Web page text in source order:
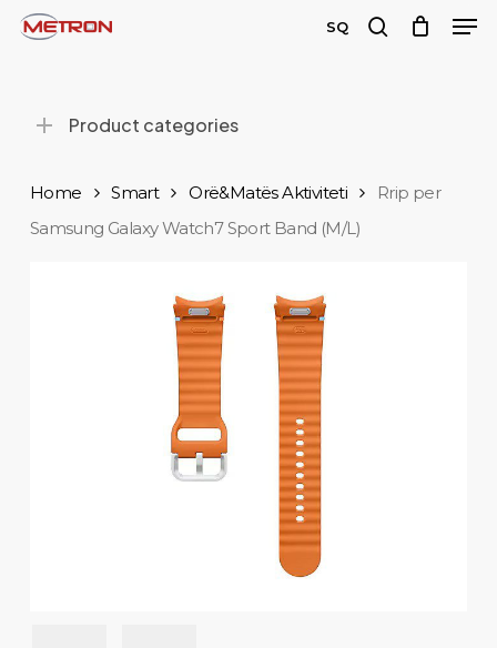
Skip
content
SQ
Product categories
Home Smart Orë&Matës Aktiviteti
Rrip per
Samsung Galaxy Watch7 Sport Band (M/L)